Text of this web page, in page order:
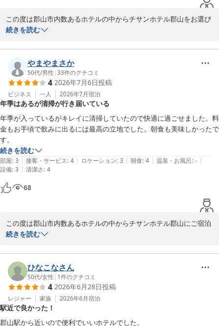
この度は郡山市内数あるホテルの中からチサンホテル郡山をお選び
いただき誠にありがとうございました。
ご満足いただけたようで、好評のコメントを多々いただき大変嬉し
く感じております。。
今後とも皆様に快適にご利用いただけるよう益々サービスに磨きを
かけてまいります。
次回郡山へおこしの折にも当ホテルをご指名いただければ幸いに存
じます。
この度はお忙しい中わざわざご投稿いただき誠に有難うございまし
た。
またのご来館をスタッフ一同心よりお待ち申し上げます。
チサンホテル郡山
チサンホテル郡山
続きを読む
やまやまさか
50代/男性 |33件のクチコミ
4 2026年7月6日投稿
ビジネス 一人 2026年7月宿泊
年季はあるが清掃が行き届いている
年季が入っているがキレイに清掃していたので快適に過ごせました。料
金もお手頃で飲みに出るには最高の立地でした。朝食も美味しかったで
す。
続きを読む
部屋: 3 | 接客・サービス: 4 | ロケーション: 3 | 朝食: 4 | 温泉・お風呂: - |
設備: 3 | 清潔さ: 4
68
この度は郡山市内数あるホテルの中からチサンホテル郡山にご宿泊
いただき誠にありがとうございます。
快適にお過ごしいただけたとのお言葉をいただき、スタッフ一同安
堵いたしました。当ホテルは建物の経年こそございますが、お客様
に少しでも心地よくお過ごしいただけるよう、日々の清掃には特に
力を入れております。
また、立地や料金、さらには朝食についてもご満足いただけたご様
子で大変嬉しく存じます。特に朝食バイキングは地元食材を積極的
続きを読む
ひなこなさん
50代/女性 | 1件のクチコミ
4 2026年6月28日投稿
レジャー 家族 2026年6月宿泊
駅近で良かった！
郡山駅から近いので便利でいいホテルでした。